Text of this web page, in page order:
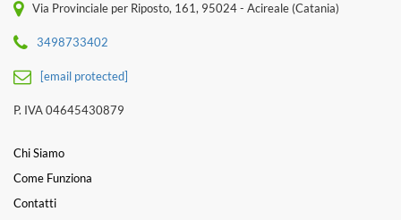
Via Provinciale per Riposto, 161, 95024 - Acireale (Catania)
3498733402
[email protected]
P. IVA 04645430879
Chi Siamo
Come Funziona
Contatti